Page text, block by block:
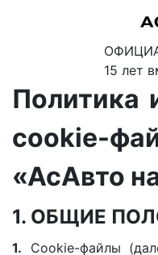
15 лет
Политика
cookie-
«АсАвто
1. ОБЩИЕ
1. Cookie-файлы